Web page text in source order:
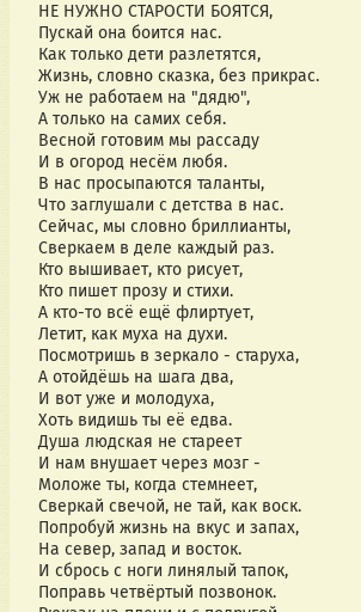
НЕ НУЖНО СТАРОСТИ БОЯТСЯ,
Пускай она боится нас.
Как только дети разлетятся,
Жизнь, словно сказка, без прикрас.
Уж не работаем на "дядю",
А только на самих себя.
Весной готовим мы рассаду
И в огород несём любя.
В нас просыпаются таланты,
Что заглушали с детства в нас.
Сейчас, мы словно бриллианты,
Сверкаем в деле каждый раз.
Кто вышивает, кто рисует,
Кто пишет прозу и стихи.
А кто-то всё ещё флиртует,
Летит, как муха на духи.
Посмотришь в зеркало - старуха,
А отойдёшь на шага два,
И вот уже и молодуха,
Хоть видишь ты её едва.
Душа людская не стареет
И нам внушает через мозг -
Моложе ты, когда стемнеет,
Сверкай свечой, не тай, как воск.
Попробуй жизнь на вкус и запах,
На север, запад и восток.
И сбрось с ноги линялый тапок,
Поправь четвёртый позвонок.